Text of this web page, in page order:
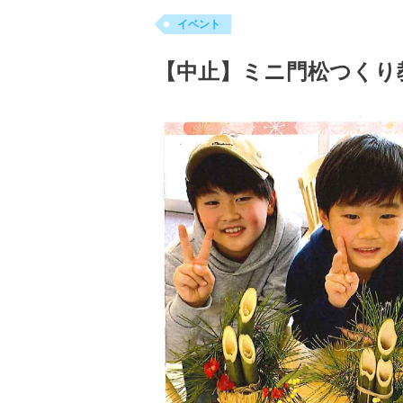
イベント
【中止】ミニ門松つくり